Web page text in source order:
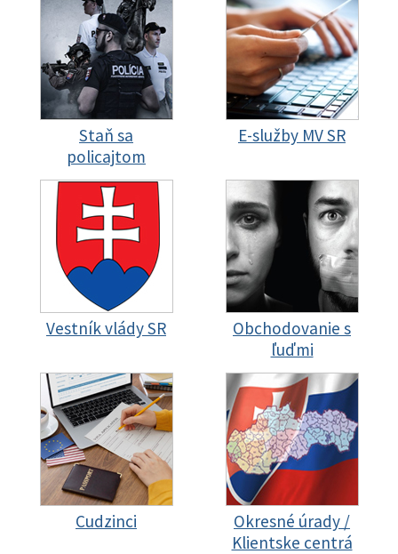
Staň sa
policajtom
E-služby MV SR
Vestník vlády SR
Obchodovanie s
ľuďmi
Cudzinci
Okresné úrady /
Klientske centrá